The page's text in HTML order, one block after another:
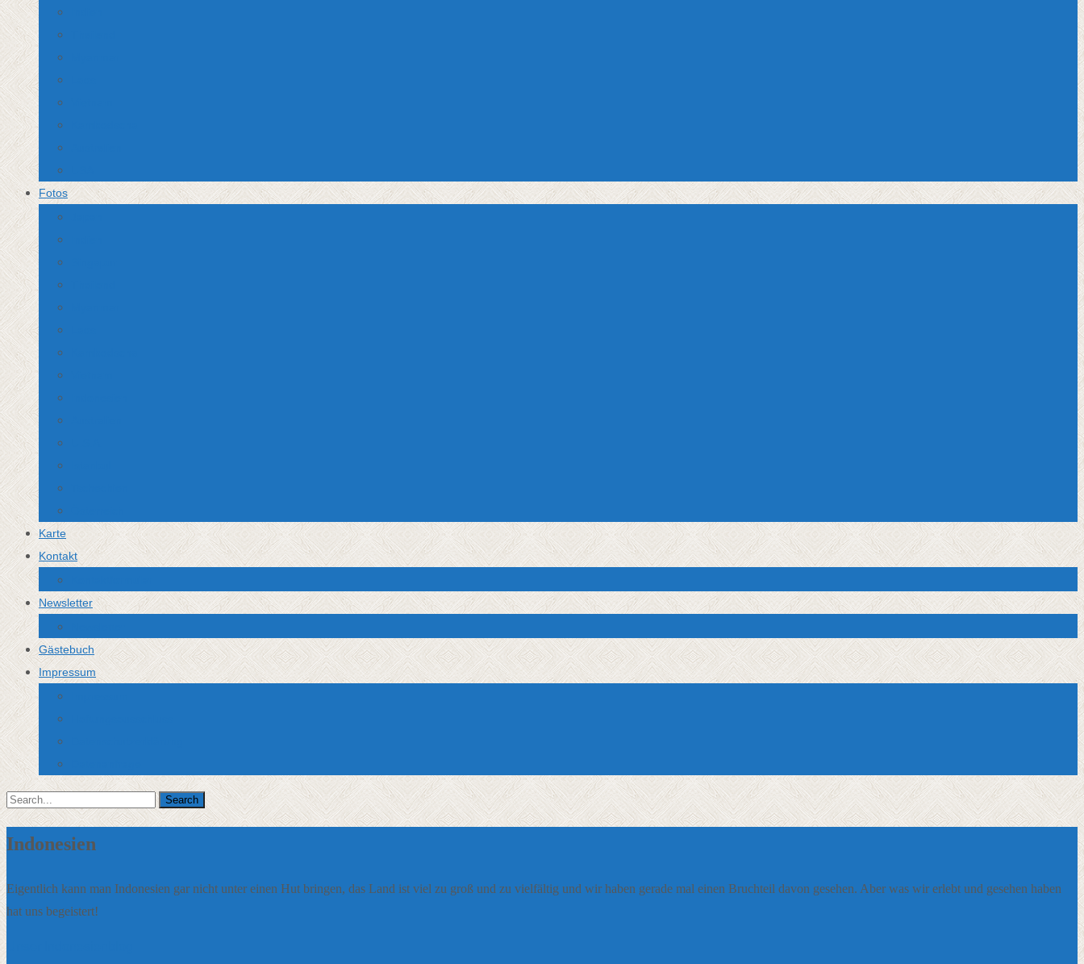
Fotos
Karte
Kontakt
Newsletter
Gästebuch
Impressum
Search
for:
Indonesien
Eigentlich kann man Indonesien gar nicht unter einen Hut bringen, das Land ist viel zu groß und zu vielfältig und wir haben gerade mal einen Bruchteil davon gesehen. Aber was wir erlebt und gesehen haben
hat uns begeistert!